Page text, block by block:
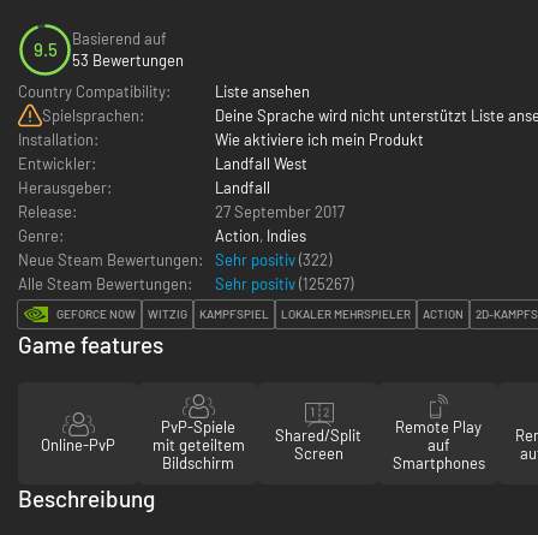
9.5
Basierend auf
53 Bewertungen
Country Compatibility:
Liste ansehen
Spielsprachen:
Deine Sprache wird nicht unterstützt Liste
Installation:
Wie aktiviere ich mein Produkt
Entwickler:
Landfall West
Herausgeber:
Landfall
Release:
27 September 2017
Genre:
Action, Indies
Neue Steam Bewertungen:
Sehr positiv(322)
Alle Steam Bewertungen:
Sehr positiv(125267)
GEFORCE NOW WITZIG KAMPFSPIEL LOKALER MEHRSPIELER ACTION 2D-
Game features
Online-PvP
PvP-Spiele
mit geteiltem
Bildschirm
Shared/Split
Screen
Remote Play
auf
Smartphones
Beschreibung